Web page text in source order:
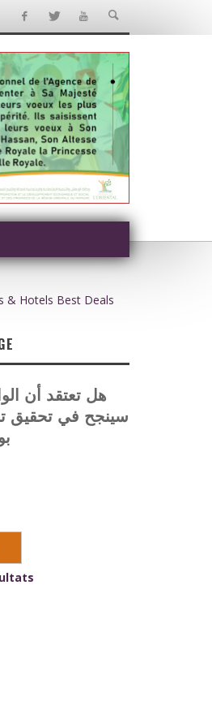
& Hotels Best Deals
هل تعتقد أن
سينجح في تحقيق